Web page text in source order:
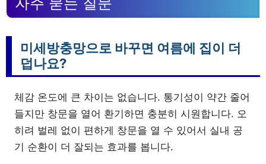
미세방충망으로 바꾸면 여름에 집이 더
덥나요?
체감 온도에 큰 차이는 없습니다. 통기성이 약간 줄어
들지만 창문을 열어 환기하면 충분히 시원합니다. 오
히려 벌레 없이 편하게 창문을 열 수 있어서 실내 공
기 순환이 더 잘되는 효과를 봅니다.